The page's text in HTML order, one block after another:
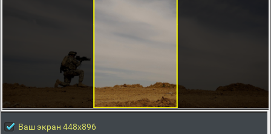
Ваш экран 448x896